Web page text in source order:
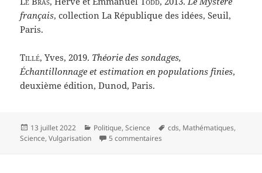
français, collection La République des idées, Seuil,
Paris.
Tillé, Yves, 2019. Théorie des sondages,
Échantillonnage et estimation en populations finies,
deuxième édition, Dunod, Paris.
Publié
le
13 juillet 2022 Catégories
Politique,Science
Mots-
cds, Mathématiques,
Science,Vulgarisation 5 commentaires